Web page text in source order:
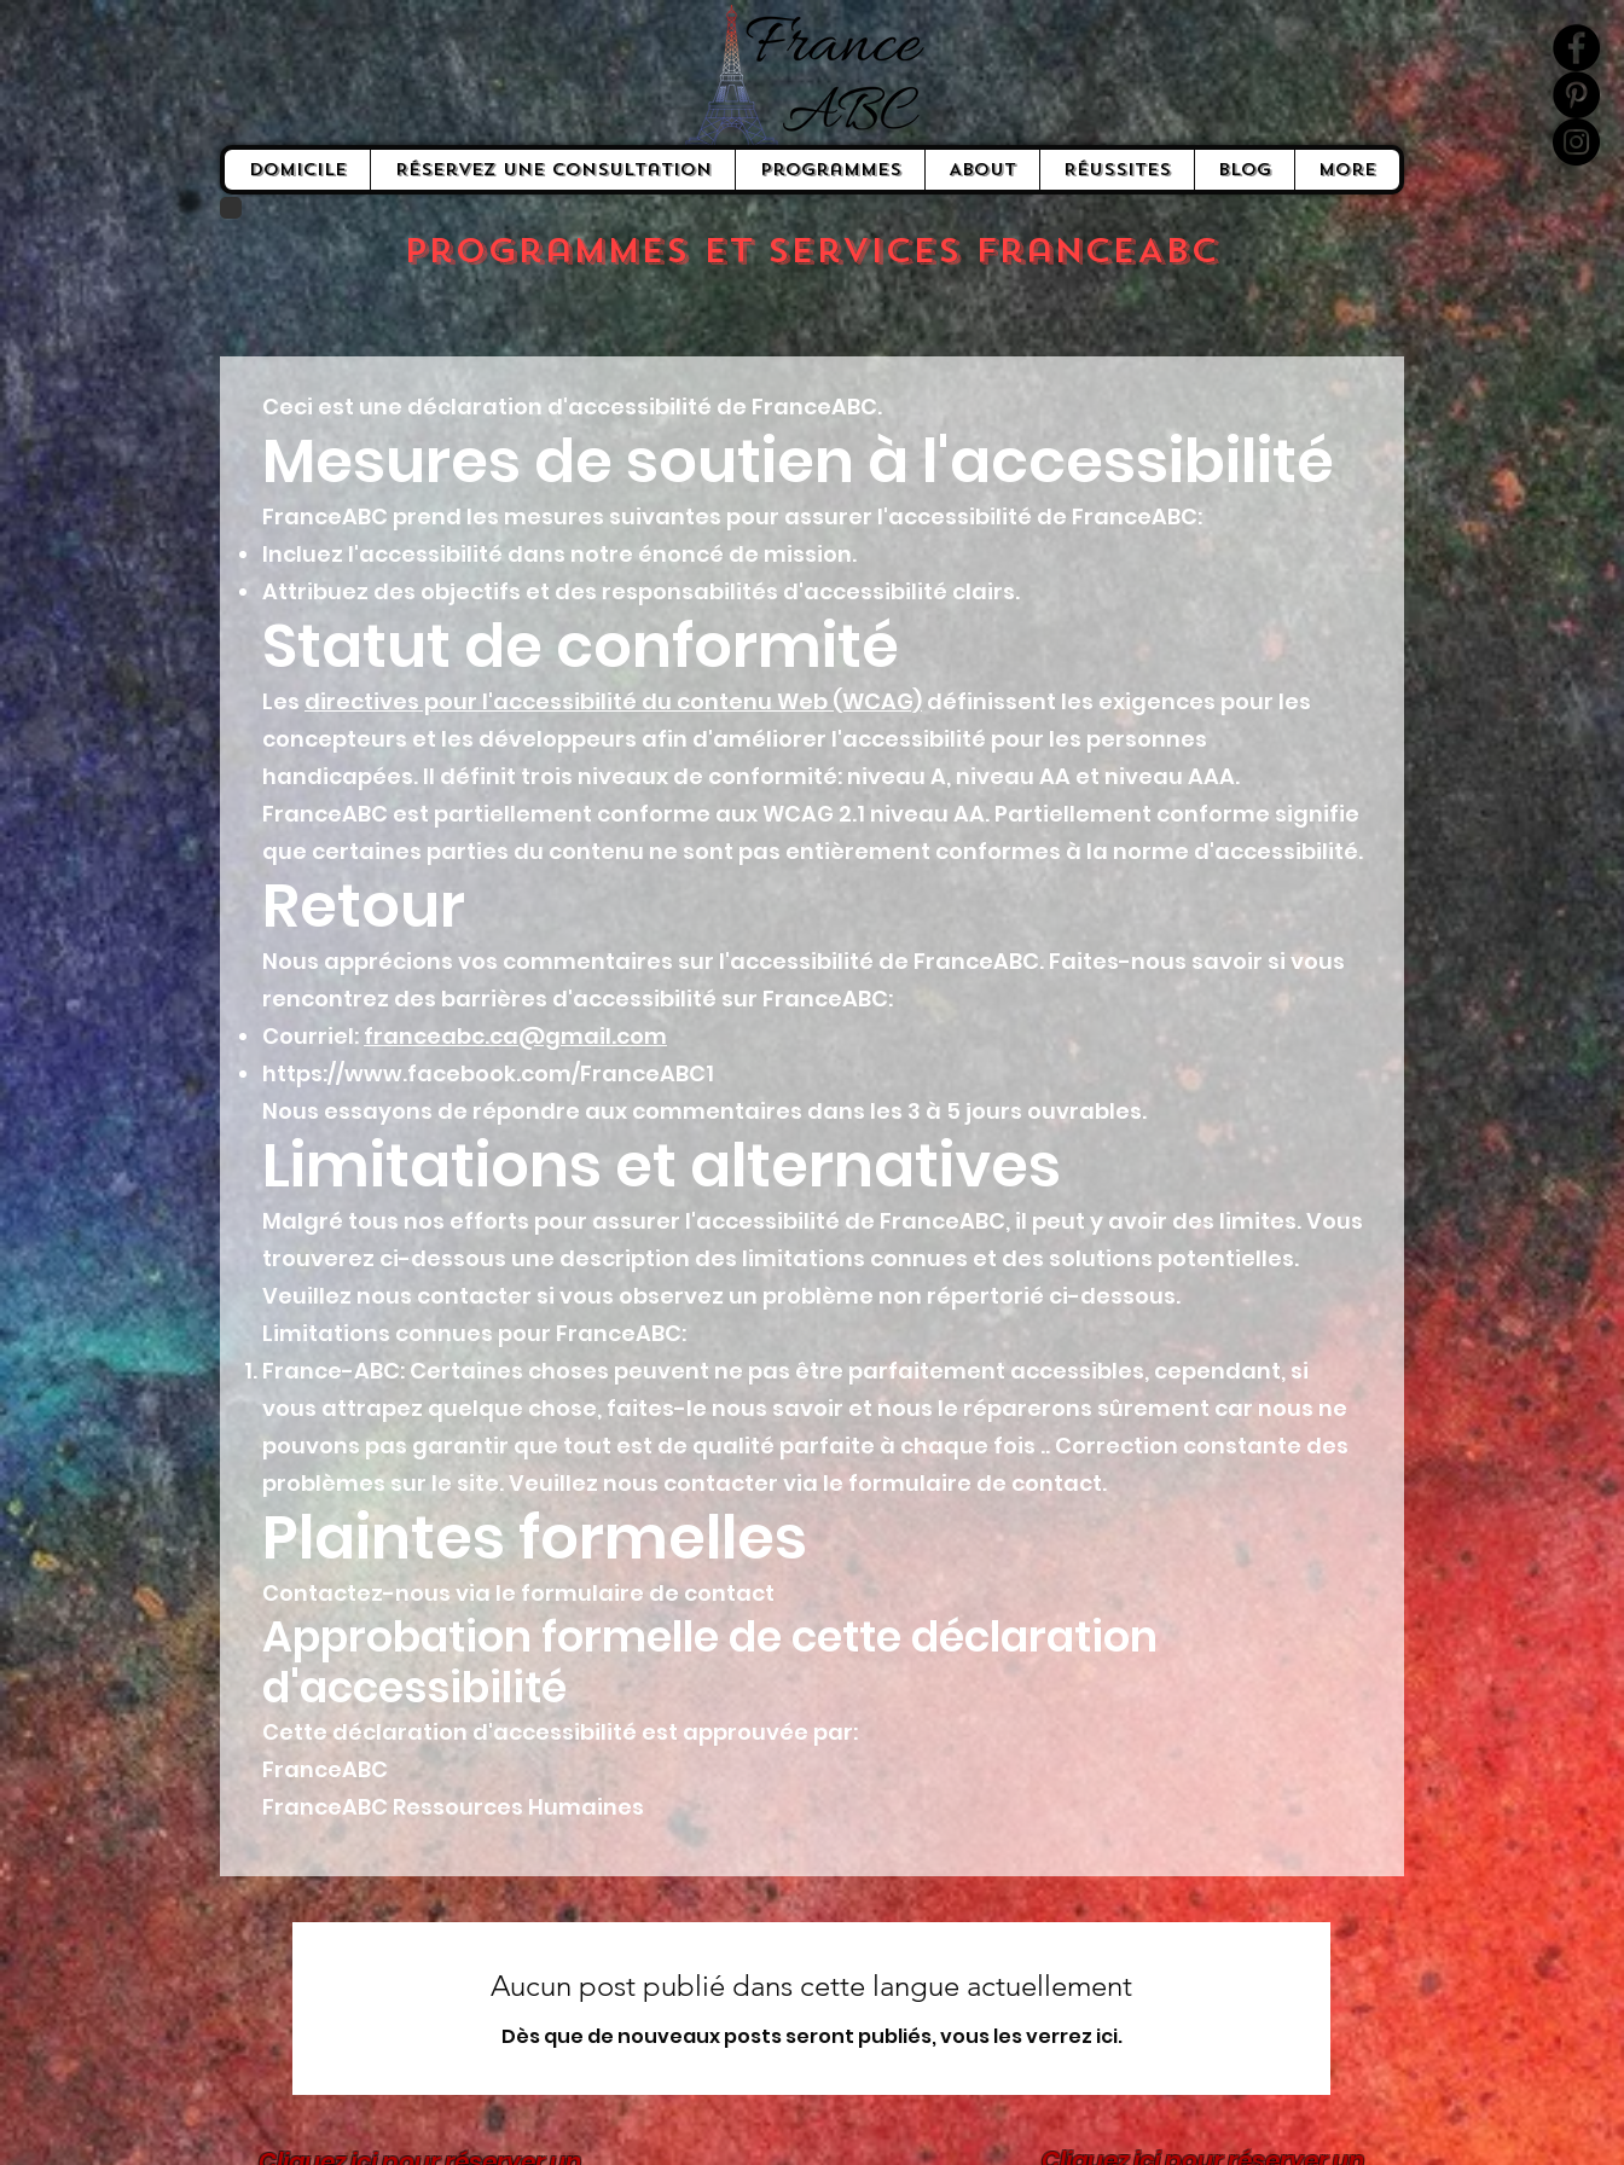
Domicile Réservez une consultation Programmes About Réussites Blog More
Programmes et services FranceABC
Ceci est une déclaration d'accessibilité de FranceABC.
Mesures de soutien à l'accessibilité
FranceABC prend les mesures suivantes pour assurer l'accessibilité de FranceABC:
Incluez l'accessibilité dans notre énoncé de mission.
Attribuez des objectifs et des responsabilités d'accessibilité clairs.
Statut de conformité
Les directives pour l'accessibilité du contenu Web (WCAG) définissent les exigences pour les
concepteurs et les développeurs afin d'améliorer l'accessibilité pour les personnes
handicapées. Il définit trois niveaux de conformité: niveau A, niveau AA et niveau AAA.
FranceABC est partiellement conforme aux WCAG 2.1 niveau AA. Partiellement conforme signifie
que certaines parties du contenu ne sont pas entièrement conformes à la norme d'accessibilité.
Retour
Nous apprécions vos commentaires sur l'accessibilité de FranceABC. Faites-nous savoir si vous
rencontrez des barrières d'accessibilité sur FranceABC:
Courriel: franceabc.ca@gmail.com
https://www.facebook.com/FranceABC1
Nous essayons de répondre aux commentaires dans les 3 à 5 jours ouvrables.
Limitations et alternatives
Malgré tous nos efforts pour assurer l'accessibilité de FranceABC, il peut y avoir des limites. Vous
trouverez ci-dessous une description des limitations connues et des solutions potentielles.
Veuillez nous contacter si vous observez un problème non répertorié ci-dessous.
Limitations connues pour FranceABC:
France-ABC: Certaines choses peuvent ne pas être parfaitement accessibles, cependant, si
vous attrapez quelque chose, faites-le nous savoir et nous le réparerons sûrement car nous ne
pouvons pas garantir que tout est de qualité parfaite à chaque fois .. Correction constante des
problèmes sur le site. Veuillez nous contacter via le formulaire de contact.
Plaintes formelles
Contactez-nous via le formulaire de contact
Approbation formelle de cette déclaration
d'accessibilité
Cette déclaration d'accessibilité est approuvée par:
FranceABC
FranceABC Ressources Humaines
Aucun post publié dans cette langue actuellement
Dès que de nouveaux posts seront publiés, vous les verrez ici.